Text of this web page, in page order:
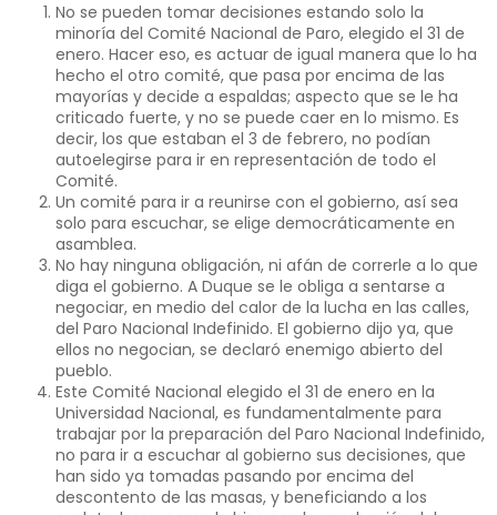
No se pueden tomar decisiones estando solo la
minoría del Comité Nacional de Paro, elegido el 31 de
enero. Hacer eso, es actuar de igual manera que lo ha
hecho el otro comité, que pasa por encima de las
mayorías y decide a espaldas; aspecto que se le ha
criticado fuerte, y no se puede caer en lo mismo. Es
decir, los que estaban el 3 de febrero, no podían
autoelegirse para ir en representación de todo el
Comité.
Un comité para ir a reunirse con el gobierno, así sea
solo para escuchar, se elige democráticamente en
asamblea.
No hay ninguna obligación, ni afán de correrle a lo que
diga el gobierno. A Duque se le obliga a sentarse a
negociar, en medio del calor de la lucha en las calles,
del Paro Nacional Indefinido. El gobierno dijo ya, que
ellos no negocian, se declaró enemigo abierto del
pueblo.
Este Comité Nacional elegido el 31 de enero en la
Universidad Nacional, es fundamentalmente para
trabajar por la preparación del Paro Nacional Indefinido,
no para ir a escuchar al gobierno sus decisiones, que
han sido ya tomadas pasando por encima del
descontento de las masas, y beneficiando a los